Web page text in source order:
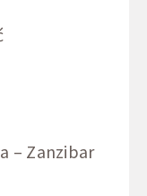
– Zanzibar